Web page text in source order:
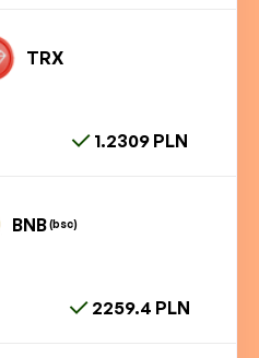
TRX
1.2309 PLN
BNB(bsc)
2259.4 PLN